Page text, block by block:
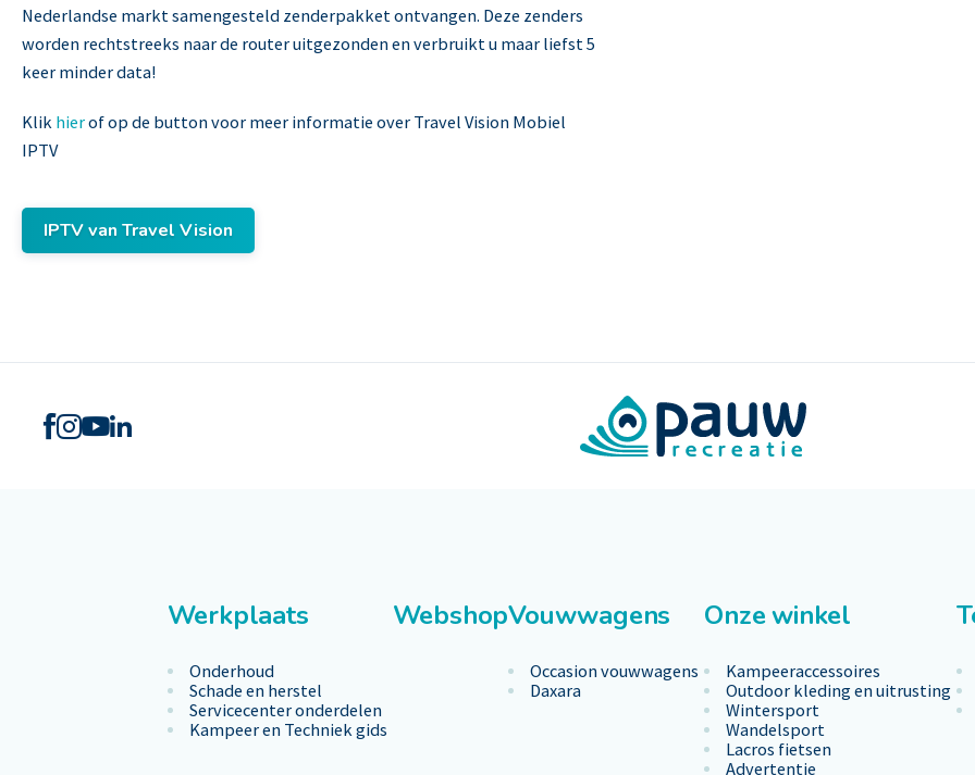
Nederlandse markt samengesteld zenderpakket ontvangen. Deze zenders
worden rechtstreeks naar de router uitgezonden en verbruikt u maar liefst 5
keer minder data!
Klik hierof op de button voor meer informatie over Travel Vision Mobiel
IPTV
IPTV van Travel Vision
Werkplaats
Onderhoud
Schade en herstel
Servicecenter onderdelen
Kampeer en Techniek gids
WebshopVouwwagens
Occasion vouwwagens
Daxara
Onze winkel
Kampeeraccessoires
Outdoor kleding en uitrusting
Wintersport
Wandelsport
Lacros fietsen
Advertentie